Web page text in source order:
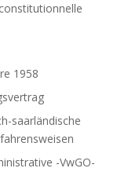
1958
saarländische
-VwGO-